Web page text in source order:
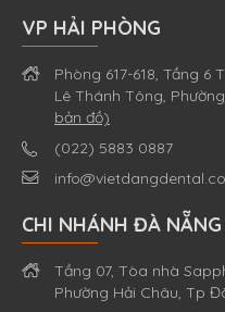
VP HẢI PHÒNG
Phòng 617-618, Tầng
Lê Thánh Tông,
bản đồ)
(022) 5883 0887
CHI NHÁNH ĐÀ NẴNG
Tầng 07, Tòa nhà
Phường Hải Châu, Tp